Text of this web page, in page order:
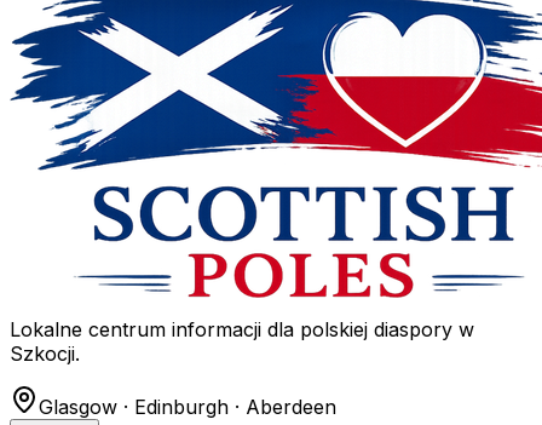
Lokalne centrum informacji dla polskiej diaspory w
Szkocji.
Glasgow · Edinburgh · Aberdeen